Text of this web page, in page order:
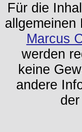
Für die
allgemeinen
Marcus
werden
keine
andere